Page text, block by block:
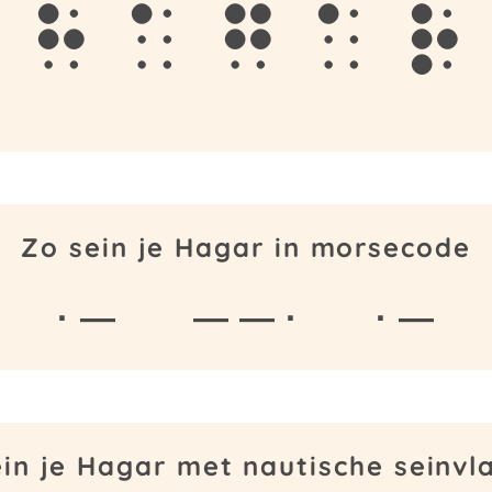
h a g a r
Zo sein je Hagar in morsecode
· — — — · · —
je Hagar met nautische